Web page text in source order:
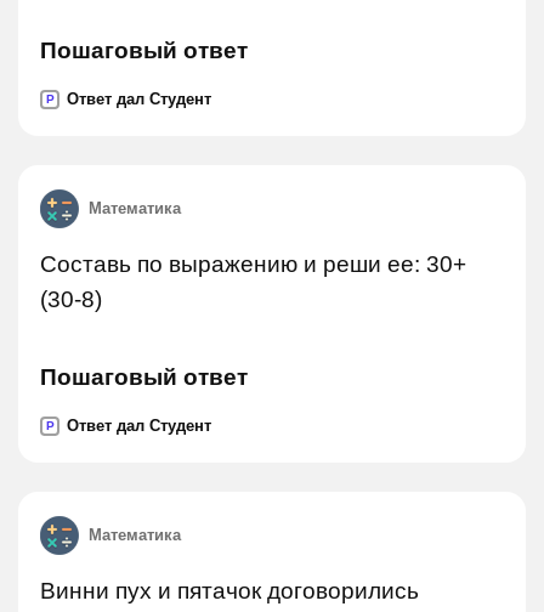
Пошаговый ответ
P Ответ дал Студент
Математика
Составь по выражению и реши ее: 30+
(30-8)
Пошаговый ответ
P Ответ дал Студент
Математика
Винни пух и пятачок договорились